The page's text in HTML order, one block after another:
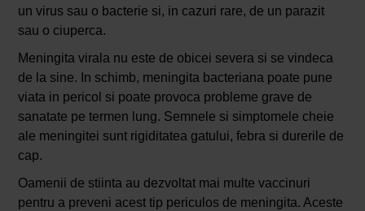
un virus sau o bacterie si, in cazuri rare, de un parazit
sau o ciuperca.
Meningita virala nu este de obicei severa si se vindeca
de la sine. In schimb, meningita bacteriana poate pune
viata in pericol si poate provoca probleme grave de
sanatate pe termen lung. Semnele si simptomele cheie
ale meningitei sunt rigiditatea gatului, febra si durerile de
cap.
Oamenii de stiinta au dezvoltat mai multe vaccinuri
pentru a preveni acest tip periculos de meningita. Aceste